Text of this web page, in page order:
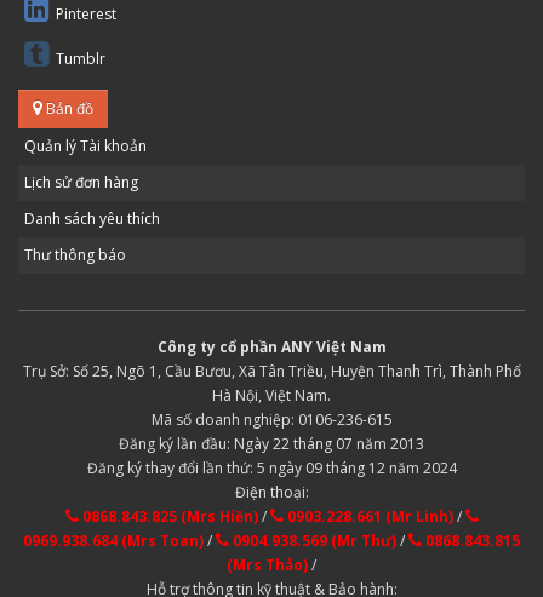
Pinterest
Tumblr
Bản đồ
Quản lý Tài khoản
Lịch sử đơn hàng
Danh sách yêu thích
Thư thông báo
Công ty cổ phần ANY Việt Nam
Trụ Sở: Số 25, Ngõ 1, Cầu Bươu, Xã Tân Triều, Huyện Thanh Trì, Thành Phố
Hà Nội, Việt Nam.
Mã số doanh nghiệp: 0106-236-615
Đăng ký lần đầu: Ngày 22 tháng 07 năm 2013
Đăng ký thay đổi lần thứ: 5 ngày 09 tháng 12 năm 2024
Điện thoại:
0868.843.825 (Mrs Hiền)/ 0903.228.661 (Mr Linh)/
0969.938.684 (Mrs Toan)/ 0904.938.569 (Mr Thư)/
0868.843.815
(Mrs Thảo)/
Hỗ trợ thông tin kỹ thuật & Bảo hành: